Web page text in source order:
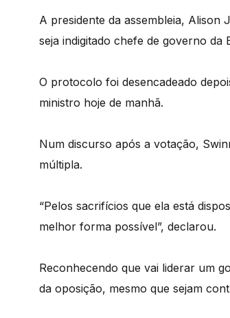
A presidente da assembleia,
seja indigitado chefe de governo
O protocolo foi desencadeado
ministro hoje de manhã.
Num discurso após a votação,
múltipla.
“Pelos sacrifícios que ela está
melhor forma possível”, declarou.
Reconhecendo que vai liderar um
da oposição, mesmo que sejam